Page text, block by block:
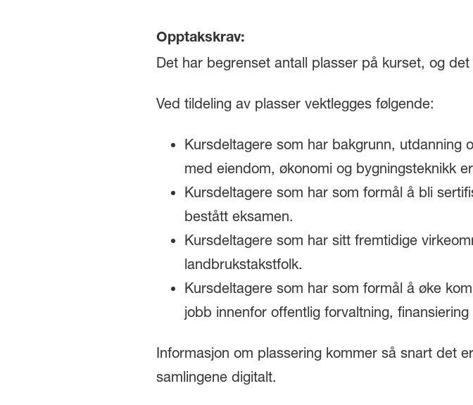
Opptakskrav:
Det har begrenset antall plasser på kurset, og
Ved tildeling av plasser vektlegges følgende:
Kursdeltagere som har bakgrunn, utdanning
med eiendom, økonomi og bygningsteknikk
Kursdeltagere som har som formål å bli
bestått eksamen.
Kursdeltagere som har sitt fremtidige
landbrukstakstfolk.
Kursdeltagere som har som formål å øke
jobb innenfor offentlig forvaltning,
Informasjon om plassering kommer så snart det
samlingene digitalt.